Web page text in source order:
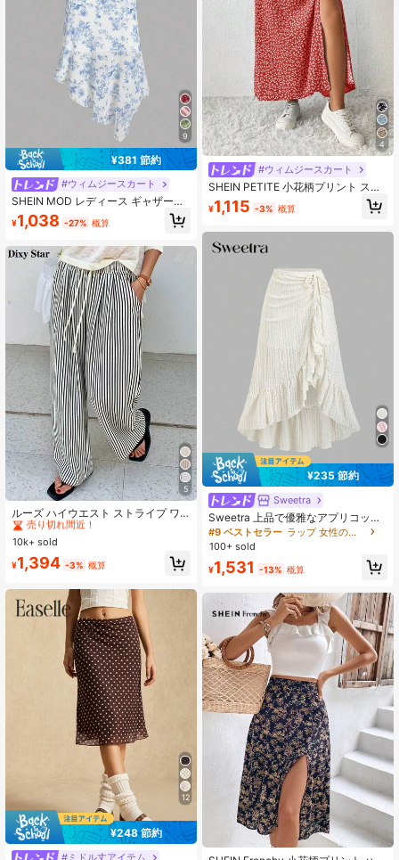
9
¥381 節約
#ウィムジースカート
SHEIN MOD レディース ギャザーウ
エスト サイドリボン アシンメトリー
ヘム ブルー&ホワイト フローラルプ
¥1,038 -27% 概算
5
ルーズ ハイウエスト ストライプ ワ
イドレッグパンツ、ドローストリン
グ ウエスト、多用途 (ストライプパ
スタイル
#1 ベストセラー
に カジュアル カジュアルパンツ
売り切れ間近！
#1 ベストセラー
売り切れ間近！
#1 ベストセラー
売り切れ間近！
#1 ベストセラー
売り切れ間近！
10k+ sold
¥1,394 -3% 概算
12
¥248 節約
#ミドル丈アイテム
4
#ウィムジースカート
SHEIN PETITE 小花柄プリント スリ
ット入りスカート、プチサイズ女性
用
¥1,115 -3% 概算
¥235 節約
Sweetra
Sweetra 上品で優雅なアプリコット
トーンのインテリジェントスタイル
のドレス、ジャカード生地のテクス
庭、外出、集まりに適し、優雅な長
スカート、春夏シーズン向け
#9 ベストセラー
ラップ 女性のスカート
100+ sold
¥1,531 -13% 概算